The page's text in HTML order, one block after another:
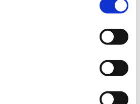
Alfa-PVP:n käyttö näkyy nyt koko
rahapelaamisen vähentämiseen